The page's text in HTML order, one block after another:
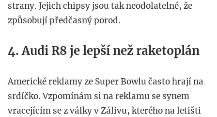
strany. Jejich chipsy jsou tak neodolatelné, že
způsobují předčasný porod.
4. Audi R8 je lepší než raketoplán
Americké reklamy ze Super Bowlu často hrají na
srdíčko. Vzpomínám si na reklamu se synem
vracejícím se z války v Zálivu, kterého na letišti